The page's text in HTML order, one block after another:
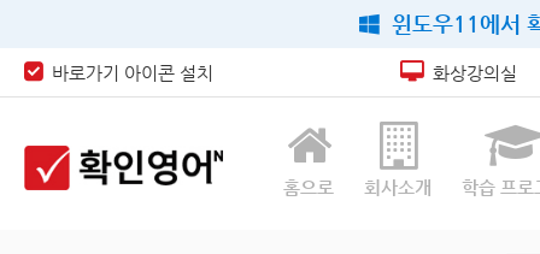
윈도우11에서
바로가기 아이콘 설치 화상강의실
홈으로 회사소개 학습 프로